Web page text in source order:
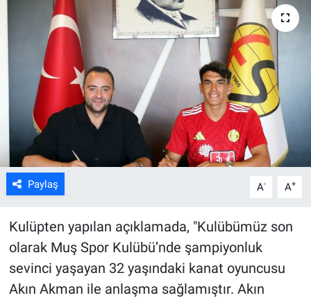
Paylaş A- A+
Kulüpten yapılan açıklamada, "Kulübümüz son
olarak Muş Spor Kulübü’nde şampiyonluk
sevinci yaşayan 32 yaşındaki kanat oyuncusu
Akın Akman ile anlaşma sağlamıştır. Akın
EKONOMİ
SPOR
ASAYİŞ
Haber Arşivi